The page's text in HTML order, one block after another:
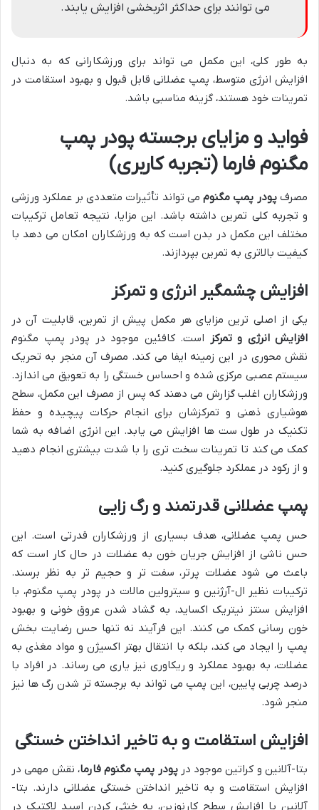
می توانند برای حداکثر اثربخشی افزایش یابند.
به طور کلی، این مکمل می تواند برای ورزشکارانی که به دنبال
افزایش انرژی متوسط، پمپ عضلانی قابل قبول و بهبود استقامت در
تمرینات خود هستند، گزینه مناسبی باشد.
فواید و مزایای برجسته پودر پمپ
مگنوم فارما (تجربه کاربری)
مصرفپودر پمپ مگنوممی تواند تأثیرات متعددی بر عملکرد ورزشی
و تجربه کلی تمرین داشته باشد. این مزایا، نتیجه تعامل ترکیبات
مختلف این مکمل در بدن است که به ورزشکاران امکان می دهد با
کیفیت بالاتری به تمرین بپردازند.
افزایش چشمگیر انرژی و تمرکز
یکی از اصلی ترین مزایای هر مکمل پیش از تمرین، قابلیت آن در
افزایش انرژی و تمرکز است. کافئین موجود در پودر پمپ مگنوم
نقش محوری در این زمینه ایفا می کند. مصرف آن منجر به تحریک
سیستم عصبی مرکزی شده و احساس خستگی را به تعویق می اندازد.
ورزشکاران اغلب گزارش می دهند که پس از مصرف این مکمل، سطح
هوشیاری ذهنی و تمرکزشان برای انجام حرکات پیچیده و حفظ
تکنیک در طول ست ها افزایش می یابد. این انرژی اضافه به شما
کمک می کند تا تمرینات سخت تری را با شدت بیشتری انجام دهید
و از رکود در عملکرد جلوگیری کنید.
پمپ عضلانی قدرتمند و رگ زایی
حس پمپ عضلانی، هدف بسیاری از ورزشکاران قدرتی است. این
حس ناشی از افزایش جریان خون به عضلات در حال کار است که
باعث می شود عضلات پرتر، سفت تر و حجیم تر به نظر برسند.
ترکیبات نظیر ال-آرژنین و سیترولین مالات در پودر پمپ مگنوم، با
افزایش سنتز نیتریک اکساید، به گشاد شدن عروق خونی و بهبود
خون رسانی کمک می کنند. این فرآیند نه تنها حس رضایت بخش
پمپ را ایجاد می کند، بلکه با انتقال بهتر اکسیژن و مواد مغذی به
عضلات، به بهبود عملکرد و ریکاوری نیز یاری می رساند. در افراد با
درصد چربی پایین، این پمپ می تواند به برجسته تر شدن رگ ها نیز
منجر شود.
افزایش استقامت و به تاخیر انداختن خستگی
بتا-آلانین و کراتین موجود درپودر پمپ مگنوم فارما، نقش مهمی در
افزایش استقامت و به تاخیر انداختن خستگی عضلانی دارند. بتا-
آلانین با افزایش سطح کارنوزین، به خنثی کردن اسید لاکتیک در